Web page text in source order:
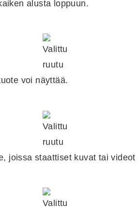
alusta loppuun.
voi näyttää.
joissa staattiset kuvat tai videot